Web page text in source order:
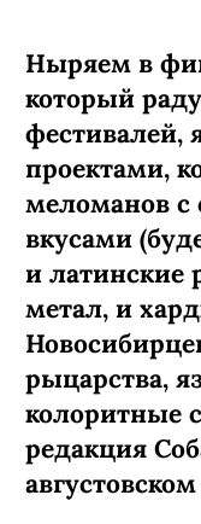
Ныряем в
который
фестивалей,
проектами,
меломанов
вкусами
и латинские
метал, и
рыцарства,
колоритные
редакция